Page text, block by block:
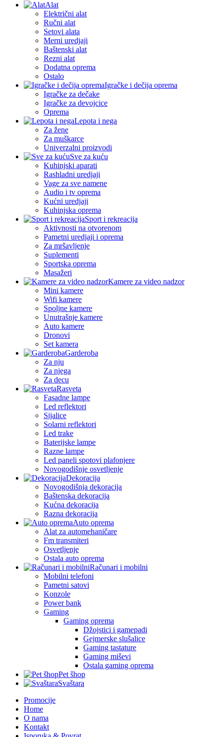
Alat
Električni alat
Ručni alat
Setovi alata
Merni uredjaji
Baštenski alat
Rezni alat
Dodatna oprema
Ostalo
Igračke i dečija oprema
Igračke za dečake
Igračke za devojcice
Oprema
Lepota i nega
Za žene
Za muškarce
Univerzalni proizvodi
Sve za kuću
Kuhinjski aparati
Rashladni uredjaji
Vage za sve namene
Audio i tv oprema
Kućni uredjaji
Kuhinjska oprema
Sport i rekreacija
Aktivnosti na otvorenom
Pametni uredjaji i oprema
Za mršavljenje
Suplementi
Sportska oprema
Masažeri
Kamere za video nadzor
Mini kamere
Wifi kamere
Spoljne kamere
Unutrašnje kamere
Auto kamere
Dronovi
Set kamera
Garderoba
Za nju
Za njega
Za decu
Rasveta
Fasadne lampe
Led reflektori
Sijalice
Solarni reflektori
Led trake
Baterijske lampe
Razne lampe
Led paneli spotovi plafonjere
Novogodišnje osvetljenje
Dekoracija
Novogodišnja dekoracija
Baštenska dekoracija
Kućna dekoracija
Razna dekoracija
Auto oprema
Alat za automehaničare
Fm transmiteri
Osvetljenje
Ostala auto oprema
Računari i mobilni
Mobilni telefoni
Pametni satovi
Konzole
Power bank
Gaming
Gaming oprema
Džojstici i gamepadi
Gejmerske slušalice
Gaming tastature
Gaming miševi
Ostala gaming oprema
Pet šhop
Svaštara
Promocije
Home
O nama
Kontakt